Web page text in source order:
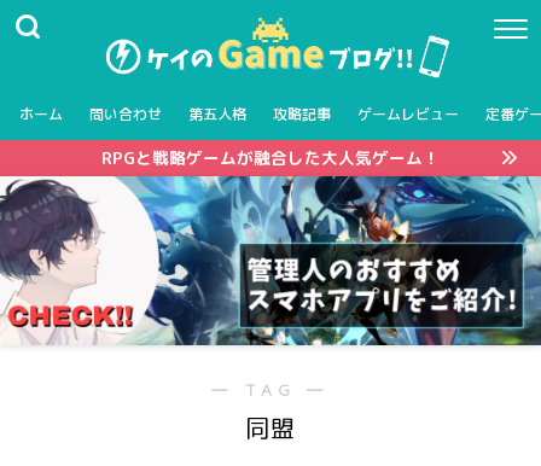
ホーム 問い合わせ 第五人格 攻略記事 ゲームレビュー 定番ゲ
RPGと戦略ゲームが融合した大人気ゲーム！
― TAG ―
同盟